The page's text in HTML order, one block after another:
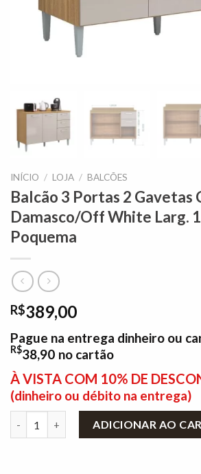
INÍCIO / LOJA / BALCÕES
Balcão 3 Portas 2 Gavetas
Damasco/Off White Larg.
Poquema
R$389,00
Pague na entrega dinheiro ou
R$38,90 no cartão
À VISTA COM 10% DE
(dinheiro ou débito na entrega)
ADICIONAR AO